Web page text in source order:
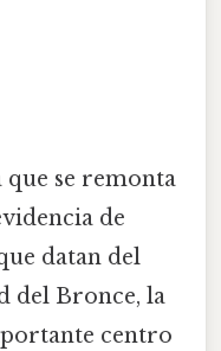
se remonta
de
datan del
del Bronce, la
centro